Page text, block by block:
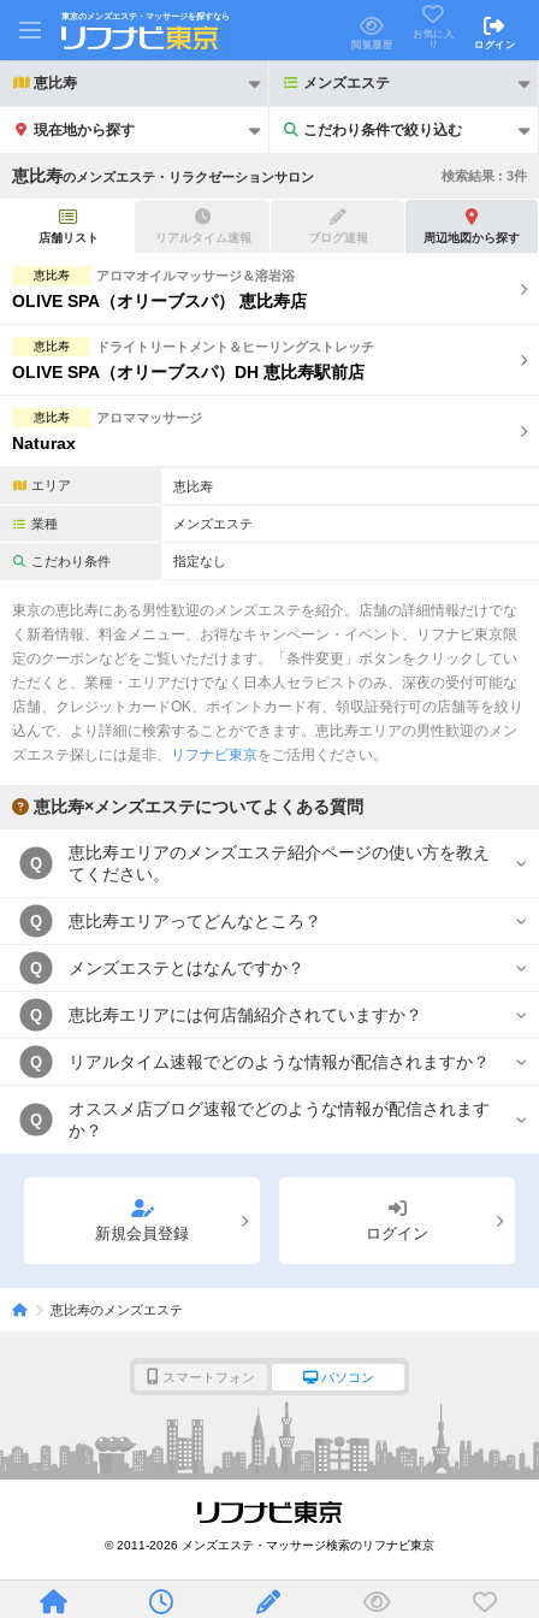
東京のメンズエステ・マッサージを探すなら
閲覧履歴
お気に入
り
ログイン
恵比寿 メンズエステ
現在地から探す こだわり条件で絞り込む
こだわり条件で絞り込む
21時以降も受付
初回割引あり リピーター割引あり
団体割引
キャッシュレス決済OK
フットバスあり 岩盤浴あり
専用駐車場あり 有資格者在籍
日本人スタッフのみ 女性スタッフのみ
恵比寿の メンズエステ・リラクゼーションサロン 検索結果 : 3件
店舗リスト リアルタイム速報 ブログ速報 周辺地図から探す
恵比寿 アロマオイルマッサージ＆溶岩浴
OLIVE SPA（オリーブスパ） 恵比寿店
恵比寿 ドライトリートメント＆ヒーリングストレッチ
OLIVE SPA（オリーブスパ）DH 恵比寿駅前店
恵比寿 アロママッサージ
Naturax
エリア 恵比寿
業種 メンズエステ
こだわり条件 指定なし
東京の恵比寿にある男性歓迎のメンズエステを紹介。店舗の詳細情報だけでな
く新着情報、料金メニュー、お得なキャンペーン・イベント、リフナビ東京限
定のクーポンなどをご覧いただけます。「条件変更」ボタンをクリックしてい
ただくと、業種・エリアだけでなく日本人セラピストのみ、深夜の受付可能な
店舗、クレジットカードOK、ポイントカード有、領収証発行可の店舗等を絞り
込んで、より詳細に検索することができます。恵比寿エリアの男性歓迎のメン
ズエステ探しには是非、
リフナビ東京をご活用ください。
恵比寿×メンズエステについてよくある質問
Q
恵比寿エリアのメンズエステ紹介ページの使い方を教え
てください。
Q 恵比寿エリアってどんなところ？
Q メンズエステとはなんですか？
Q 恵比寿エリアには何店舗紹介されていますか？
Q リアルタイム速報でどのような情報が配信されますか？
Q
オススメ店ブログ速報でどのような情報が配信されます
か？
新規会員登録 ログイン
恵比寿のメンズエステ
スマートフォン パソコン
© 2011-2026 メンズエステ・マッサージ検索のリフナビ東京